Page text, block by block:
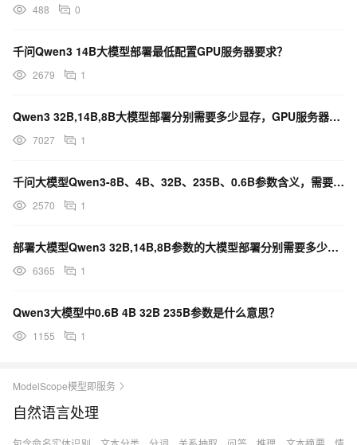
488 0
千问Qwen3 14B大模型部署最低配置GPU服务器要求？
2679 1
Qwen3 32B,14B,8B大模型部署分别需要多少显存，GPU服务器如何选？
7027 1
千问大模型Qwen3-8B、4B、32B、235B、0.6B参数含义，需要什么配置的服务器部署？
2570 1
部署大模型Qwen3 32B,14B,8B参数的大模型部署分别需要多少显存？
6365 1
Qwen3大模型中0.6B 4B 32B 235B参数是什么意思？
1155 1
ModelScope模型即服务
自然语言处理